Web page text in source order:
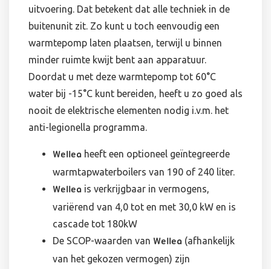
uitvoering. Dat betekent dat alle techniek in de
buitenunit zit. Zo kunt u toch eenvoudig een
warmtepomp laten plaatsen, terwijl u binnen
minder ruimte kwijt bent aan apparatuur.
Doordat u met deze warmtepomp tot 60°C
water bij -15°C kunt bereiden, heeft u zo goed als
nooit de elektrische elementen nodig i.v.m. het
anti-legionella programma.
Wellea heeft een optioneel geïntegreerde
warmtapwaterboilers van 190 of 240 liter.
Wellea is verkrijgbaar in vermogens,
variërend van 4,0 tot en met 30,0 kW en is
cascade tot 180kW
De SCOP-waarden van Wellea (afhankelijk
van het gekozen vermogen) zijn